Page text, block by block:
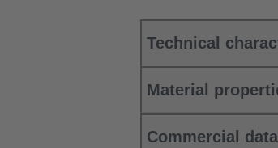
Technical
Material
Commercial data